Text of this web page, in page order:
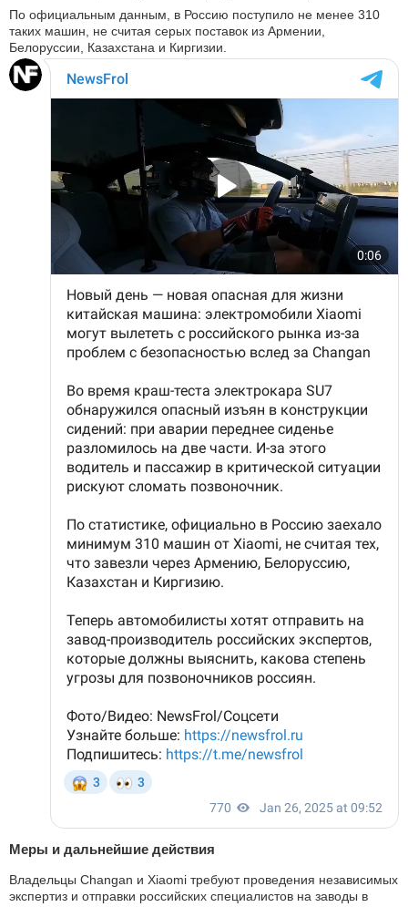
По официальным данным, в Россию поступило не менее 310
таких машин, не считая серых поставок из Армении,
Белоруссии, Казахстана и Киргизии.
Меры и дальнейшие действия
Владельцы Changan и Xiaomi требуют проведения независимых
экспертиз и отправки российских специалистов на заводы в